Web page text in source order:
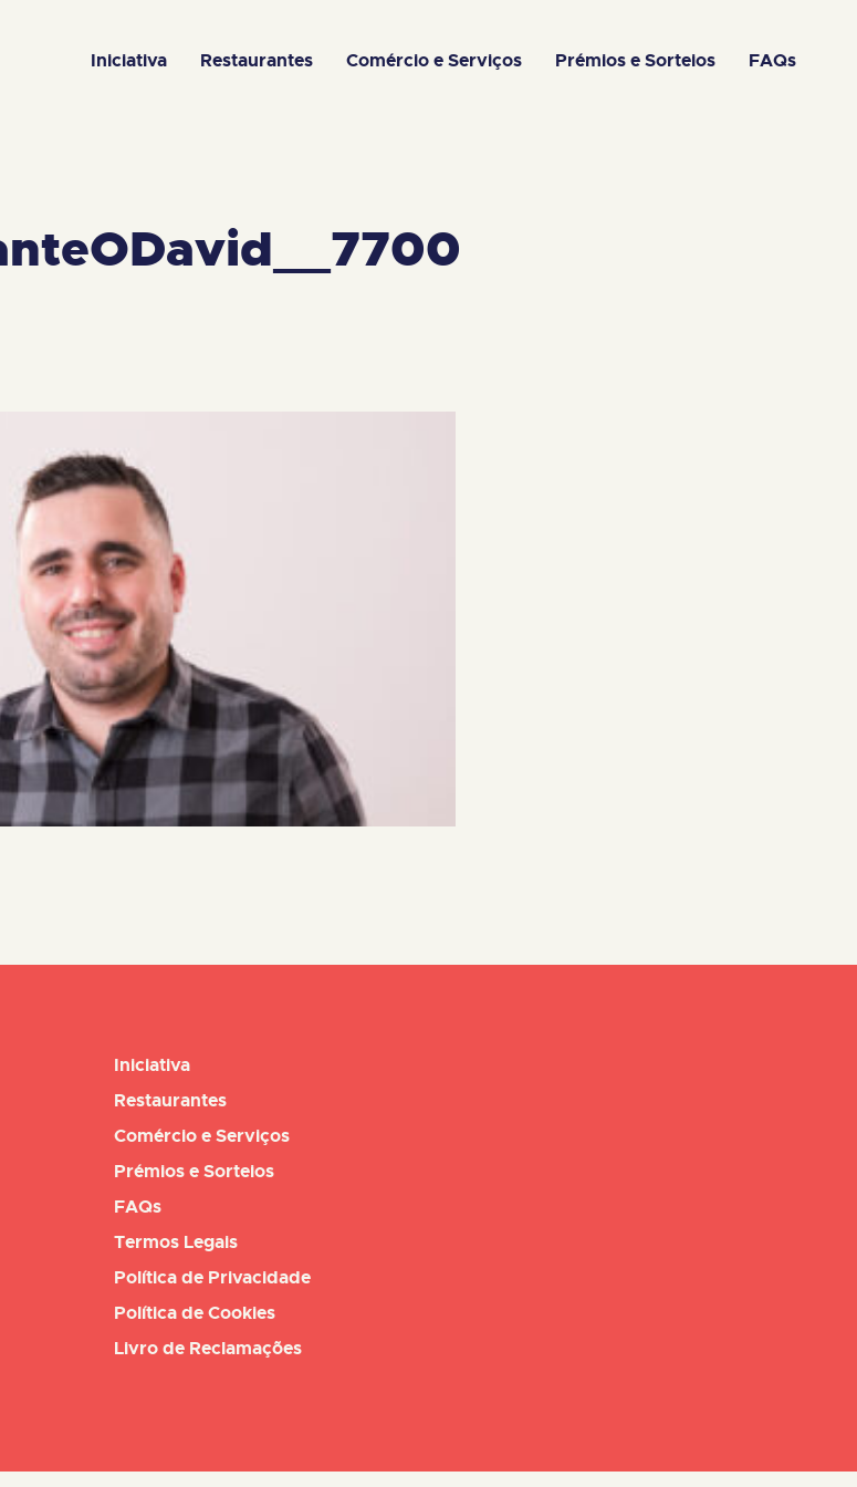
Iniciativa Restaurantes Comércio e Serviços Prémios e Sorteios FAQs
Iniciativa
Restaurantes
Comércio e Serviços
Prémios e Sorteios
FAQs
Termos Legais
Política de Privacidade
Política de Cookies
Livro de Reclamações